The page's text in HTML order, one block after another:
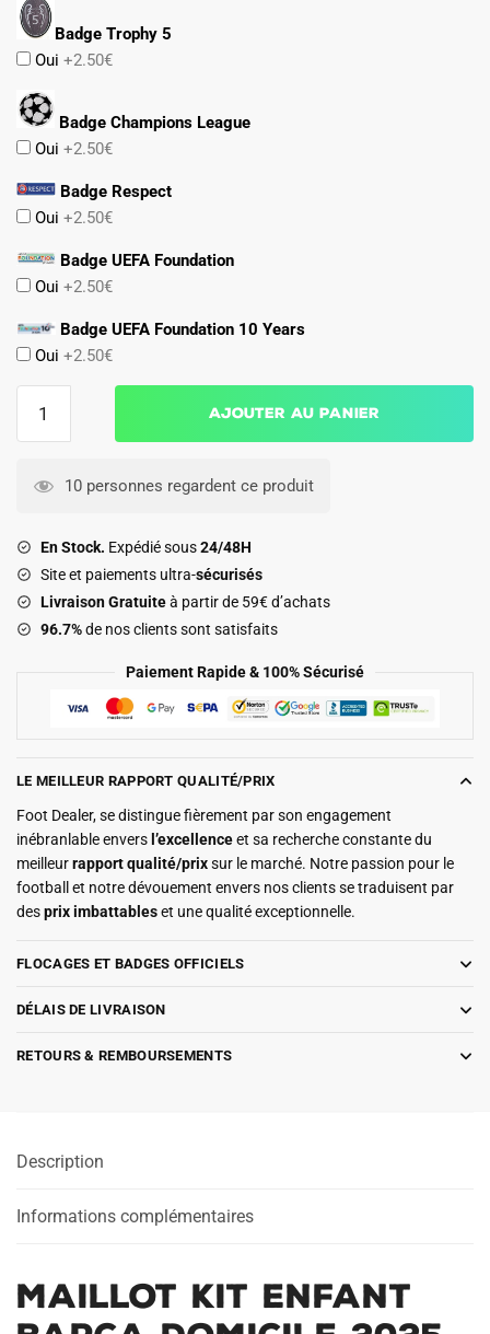
Badge Trophy 5
Oui +2.50€
Badge Champions League
Oui +2.50€
Badge Respect
Oui +2.50€
Badge UEFA Foundation
Oui +2.50€
Badge UEFA Foundation 10 Years
Oui +2.50€
Domicile
2025
2026
Pedri
Ajouter au panier
10 personnes regardent ce produit
En Stock. Expédié sous24/48H
Site et paiements ultra-sécurisés
Livraison Gratuiteà partir de 59€ d’achats
96.7%de nos clients sont satisfaits
Paiement Rapide & 100% Sécurisé
LE MEILLEUR RAPPORT QUALITÉ/PRIX
Foot Dealer, se distingue fièrement par son engagement
inébranlable envers l’excellenceet sa recherche constante du
meilleurrapport qualité/prixsur le marché. Notre passion pour le
football et notre dévouement envers nos clients se traduisent par
desprix imbattableset une qualité exceptionnelle.
FLOCAGES ET BADGES OFFICIELS
DÉLAIS DE LIVRAISON
RETOURS & REMBOURSEMENTS
Description
Informations complémentaires
Maillot Kit Enfant